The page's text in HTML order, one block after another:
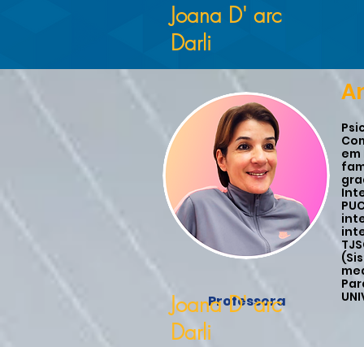
Joana D' arc
Darli
Professora
Joana D' arc
Darli